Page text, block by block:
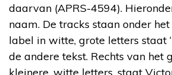
daarvan (APRS-4594).
naam. De tracks staan onder
label in witte, grote letters staat
de andere tekst. Rechts van het
kleinere, witte letters, staat